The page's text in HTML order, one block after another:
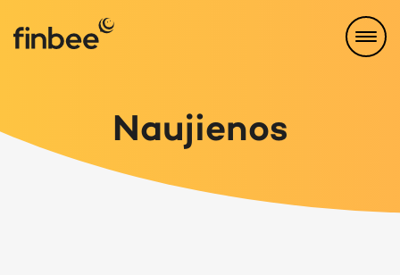
Naujienos